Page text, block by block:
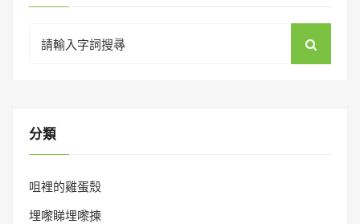
for:
分類
咀裡的雞蛋殼
埋嚟睇埋嚟揀